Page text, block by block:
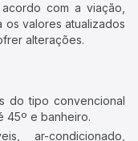
com a viação,
valores atualizados
alterações.
do tipo convencional
45º e banheiro.
ar-condicionado,